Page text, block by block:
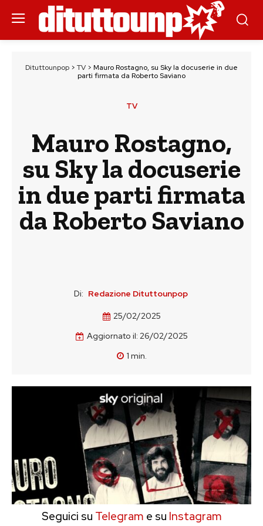
Dituttounpop > TV > Mauro Rostagno, su Sky la docuserie in due
parti firmata da Roberto Saviano
TV
Mauro Rostagno,
su Sky la docuserie
in due parti firmata
da Roberto Saviano
Di: Redazione Dituttounpop
25/02/2025
Aggiornato il: 26/02/2025
1 min.
Seguici su Telegram e su Instagram